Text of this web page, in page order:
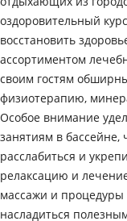
оздоровительный
восстановить
ассортиментом
своим гостям
физиотерапию,
Особое внимание
занятиям в
расслабиться и
релаксацию и
массажи и процедуры
насладиться